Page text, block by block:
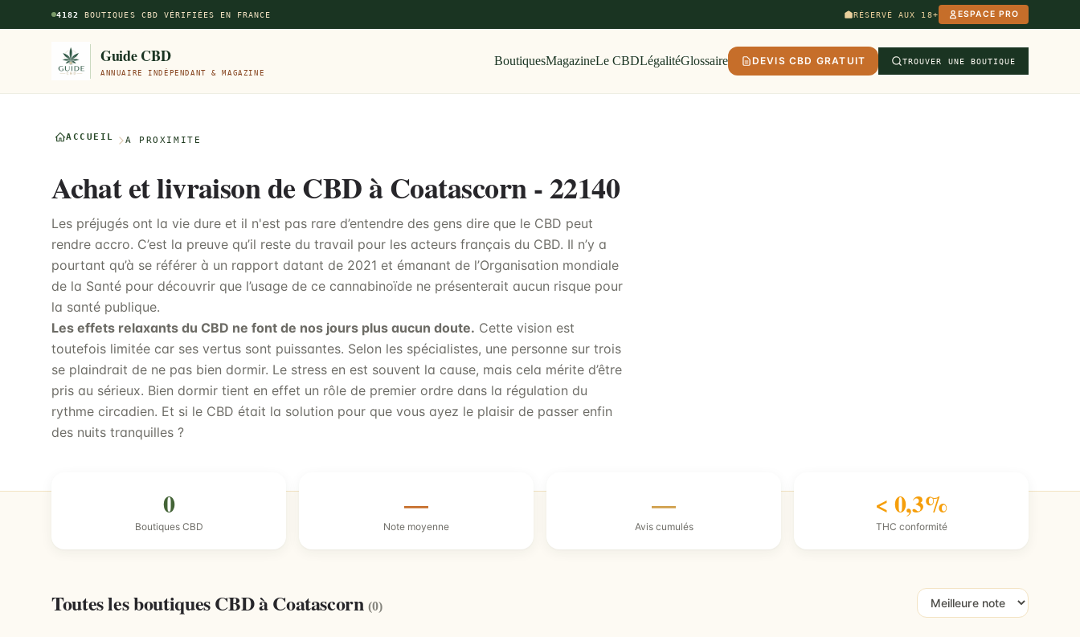
Aller au contenu principal
4182 BOUTIQUES CBD VÉRIFIÉES EN FRANCE RÉSERVÉ AUX 18+ ESPACE PRO
Guide CBD
ANNUAIRE INDÉPENDANT & MAGAZINE
BoutiquesMagazineLe CBDLégalitéGlossaire DEVIS CBD GRATUIT TROUVER UNE BOUTIQUE
ACCUEIL À PROXIMITÉ
Achat et livraison de CBD à Coatascorn - 22140
Les préjugés ont la vie dure et il n'est pas rare d’entendre des gens dire que le CBD peut
rendre accro. C’est la preuve qu’il reste du travail pour les acteurs français du CBD. Il n’y a
pourtant qu’à se référer à un rapport datant de 2021 et émanant de l’Organisation mondiale
de la Santé pour découvrir que l’usage de ce cannabinoïde ne présenterait aucun risque pour
la santé publique.
Les effets relaxants du CBD ne font de nos jours plus aucun doute. Cette vision est
toutefois limitée car ses vertus sont puissantes. Selon les spécialistes, une personne sur trois
se plaindrait de ne pas bien dormir. Le stress en est souvent la cause, mais cela mérite d’être
pris au sérieux. Bien dormir tient en effet un rôle de premier ordre dans la régulation du
rythme circadien. Et si le CBD était la solution pour que vous ayez le plaisir de passer enfin
des nuits tranquilles ?
0
Boutiques CBD
—
Note moyenne
—
Avis cumulés
< 0,3%
THC conformité
Toutes les boutiques CBD à Coatascorn(0)